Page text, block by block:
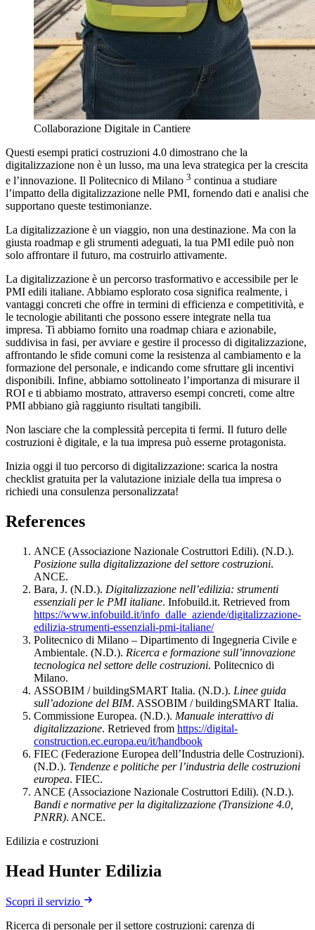
Collaborazione Digitale in Cantiere
Questi esempi pratici costruzioni 4.0 dimostrano che la
digitalizzazione non è un lusso, ma una leva strategica per la crescita
e l’innovazione. Il Politecnico di Milano 3 continua a studiare
l’impatto della digitalizzazione nelle PMI, fornendo dati e analisi che
supportano queste testimonianze.
La digitalizzazione è un viaggio, non una destinazione. Ma con la
giusta roadmap e gli strumenti adeguati, la tua PMI edile può non
solo affrontare il futuro, ma costruirlo attivamente.
La digitalizzazione è un percorso trasformativo e accessibile per le
PMI edili italiane. Abbiamo esplorato cosa significa realmente, i
vantaggi concreti che offre in termini di efficienza e competitività, e
le tecnologie abilitanti che possono essere integrate nella tua
impresa. Ti abbiamo fornito una roadmap chiara e azionabile,
suddivisa in fasi, per avviare e gestire il processo di digitalizzazione,
affrontando le sfide comuni come la resistenza al cambiamento e la
formazione del personale, e indicando come sfruttare gli incentivi
disponibili. Infine, abbiamo sottolineato l’importanza di misurare il
ROI e ti abbiamo mostrato, attraverso esempi concreti, come altre
PMI abbiano già raggiunto risultati tangibili.
Non lasciare che la complessità percepita ti fermi. Il futuro delle
costruzioni è digitale, e la tua impresa può esserne protagonista.
Inizia oggi il tuo percorso di digitalizzazione: scarica la nostra
checklist gratuita per la valutazione iniziale della tua impresa o
richiedi una consulenza personalizzata!
References
ANCE (Associazione Nazionale Costruttori Edili). (N.D.).
Posizione sulla digitalizzazione del settore costruzioni.
ANCE.
Bara, J. (N.D.). Digitalizzazione nell’edilizia: strumenti
essenziali per le PMI italiane. Infobuild.it. Retrieved from
https://www.infobuild.it/info_dalle_aziende/digitalizzazione-
edilizia-strumenti-essenziali-pmi-italiane/
Politecnico di Milano – Dipartimento di Ingegneria Civile e
Ambientale. (N.D.). Ricerca e formazione sull’innovazione
tecnologica nel settore delle costruzioni. Politecnico di
Milano.
ASSOBIM / buildingSMART Italia. (N.D.). Linee guida
sull’adozione del BIM. ASSOBIM / buildingSMART Italia.
Commissione Europea. (N.D.). Manuale interattivo di
digitalizzazione. Retrieved from https://digital-
construction.ec.europa.eu/it/handbook
FIEC (Federazione Europea dell’Industria delle Costruzioni).
(N.D.). Tendenze e politiche per l’industria delle costruzioni
europea. FIEC.
ANCE (Associazione Nazionale Costruttori Edili). (N.D.).
Bandi e normative per la digitalizzazione (Transizione 4.0,
PNRR). ANCE.
Edilizia e costruzioni
Head Hunter Edilizia
Scopri il servizio
Ricerca di personale per il settore costruzioni: carenza di